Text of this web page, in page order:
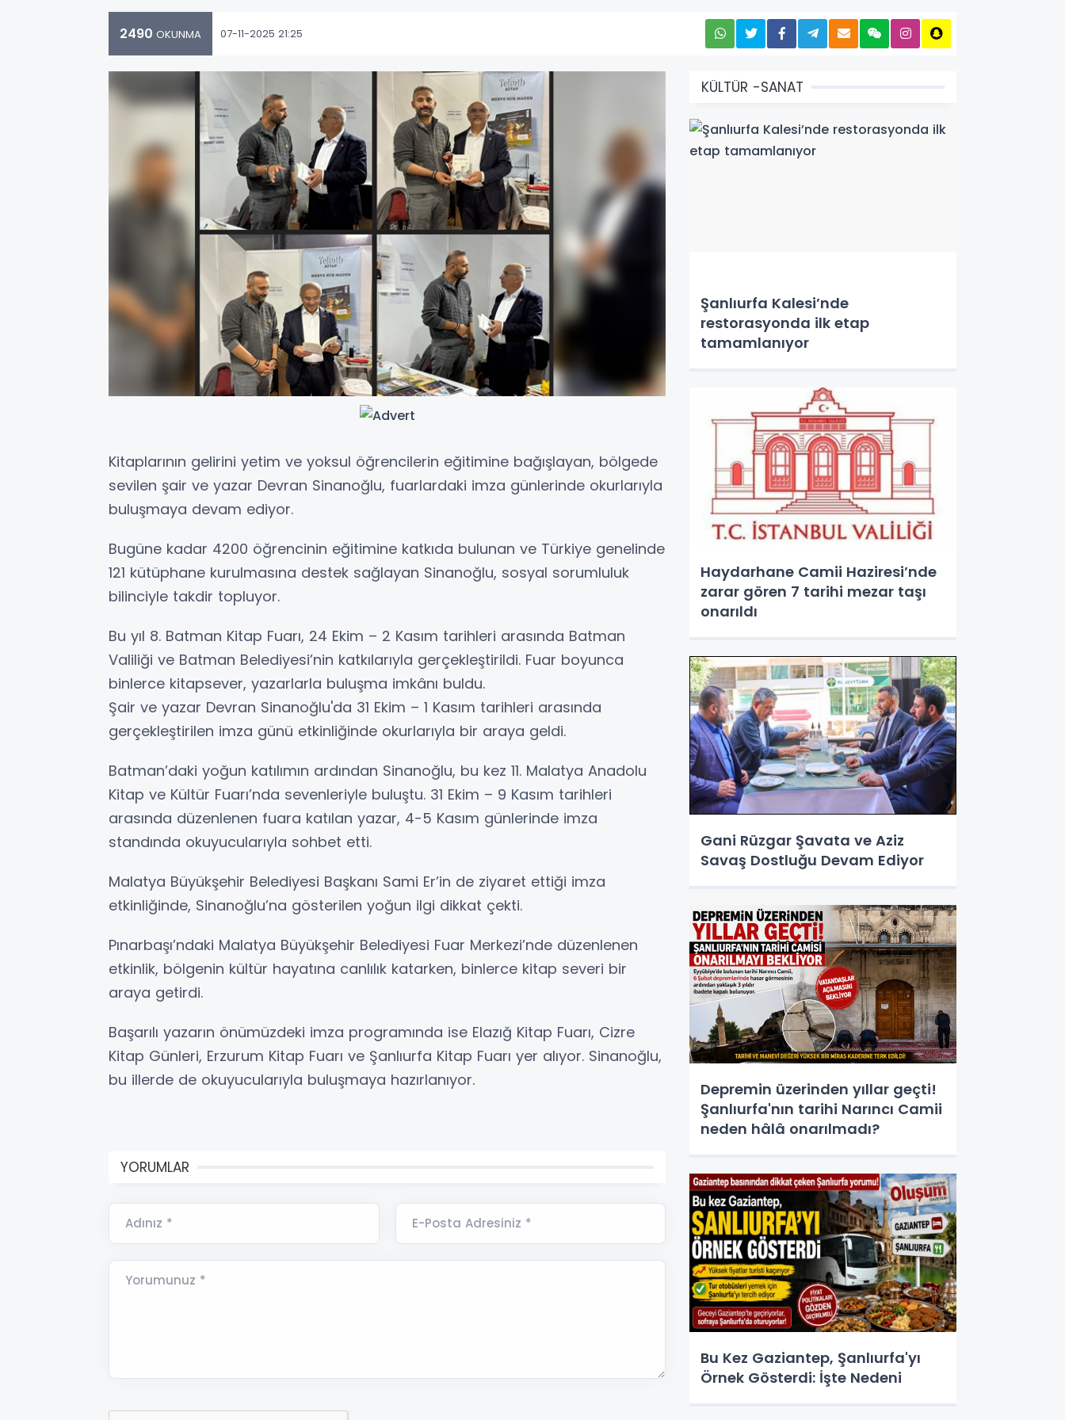
2490 OKUNMA 07-11-2025 21:25
Kitaplarının gelirini yetim ve yoksul öğrencilerin eğitimine bağışlayan, bölgede
sevilen şair ve yazar Devran Sinanoğlu, fuarlardaki imza günlerinde okurlarıyla
buluşmaya devam ediyor.
Bugüne kadar 4200 öğrencinin eğitimine katkıda bulunan ve Türkiye genelinde
121 kütüphane kurulmasına destek sağlayan Sinanoğlu, sosyal sorumluluk
bilinciyle takdir topluyor.
Bu yıl 8. Batman Kitap Fuarı, 24 Ekim – 2 Kasım tarihleri arasında Batman
Valiliği ve Batman Belediyesi’nin katkılarıyla gerçekleştirildi. Fuar boyunca
binlerce kitapsever, yazarlarla buluşma imkânı buldu.
Şair ve yazar Devran Sinanoğlu'da 31 Ekim – 1 Kasım tarihleri arasında
gerçekleştirilen imza günü etkinliğinde okurlarıyla bir araya geldi.
Batman’daki yoğun katılımın ardından Sinanoğlu, bu kez 11. Malatya Anadolu
Kitap ve Kültür Fuarı’nda sevenleriyle buluştu. 31 Ekim – 9 Kasım tarihleri
arasında düzenlenen fuara katılan yazar, 4-5 Kasım günlerinde imza
standında okuyucularıyla sohbet etti.
Malatya Büyükşehir Belediyesi Başkanı Sami Er’in de ziyaret ettiği imza
etkinliğinde, Sinanoğlu’na gösterilen yoğun ilgi dikkat çekti.
Pınarbaşı’ndaki Malatya Büyükşehir Belediyesi Fuar Merkezi’nde düzenlenen
etkinlik, bölgenin kültür hayatına canlılık katarken, binlerce kitap severi bir
araya getirdi.
Başarılı yazarın önümüzdeki imza programında ise Elazığ Kitap Fuarı, Cizre
Kitap Günleri, Erzurum Kitap Fuarı ve Şanlıurfa Kitap Fuarı yer alıyor. Sinanoğlu,
bu illerde de okuyucularıyla buluşmaya hazırlanıyor.
YORUMLAR
Adınız * E-Posta Adresiniz *
Yorumunuz *
KÜLTÜR -SANAT
Şanlıurfa Kalesi’nde
restorasyonda ilk etap
tamamlanıyor
Haydarhane Camii Haziresi’nde
zarar gören 7 tarihi mezar taşı
onarıldı
Gani Rüzgar Şavata ve Aziz
Savaş Dostluğu Devam Ediyor
Depremin üzerinden yıllar geçti!
Şanlıurfa'nın tarihi Narıncı Camii
neden hâlâ onarılmadı?
Bu Kez Gaziantep, Şanlıurfa'yı
Örnek Gösterdi: İşte Nedeni